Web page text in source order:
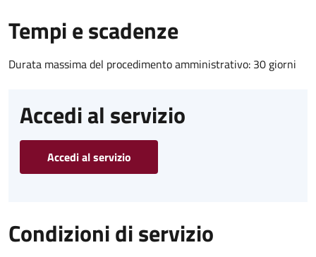
Tempi e scadenze
Durata massima del procedimento amministrativo: 30 giorni
Accedi al servizio
Accedi al servizio
Condizioni di servizio